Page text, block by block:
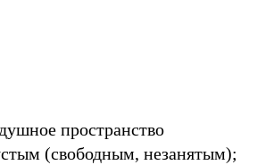
пространство
(свободным, незанятым);